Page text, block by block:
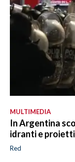
MULTIMEDIA
In Argentina
idranti e
Red